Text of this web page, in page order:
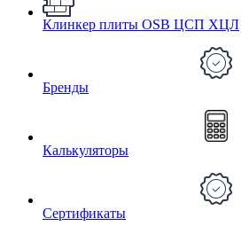
Клинкер плиты OSB ЦСП ХЦЛ
Бренды
Калькуляторы
Сертификаты